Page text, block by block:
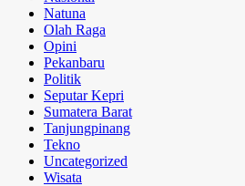
Natuna
Olah Raga
Opini
Pekanbaru
Politik
Seputar Kepri
Sumatera Barat
Tanjungpinang
Tekno
Uncategorized
Wisata